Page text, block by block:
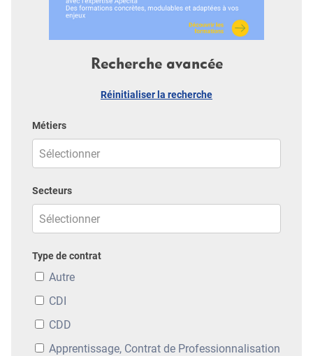
Recherche avancée
Réinitialiser la recherche
Métiers
Secteurs
Type de contrat
Autre
CDI
CDD
Apprentissage, Contrat de Professionnalisation